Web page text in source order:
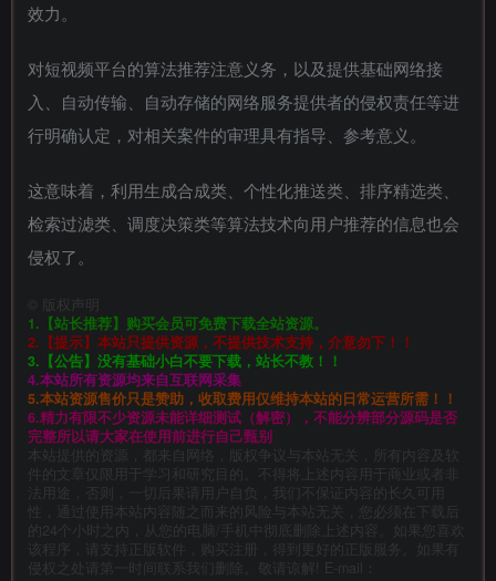
效力。
对短视频平台的算法推荐注意义务，以及提供基础网络接
入、自动传输、自动存储的网络服务提供者的侵权责任等进
行明确认定，对相关案件的审理具有指导、参考意义。
这意味着，利用生成合成类、个性化推送类、排序精选类、
检索过滤类、调度决策类等算法技术向用户推荐的信息也会
侵权了。
版权声明
1.【站长推荐】购买会员可免费下载全站资源。
2.【提示】本站只提供资源，不提供技术支持，介意勿下！！
3.【公告】没有基础小白不要下载，站长不教！！
4.本站所有资源均来自互联网采集
5.本站资源售价只是赞助，收取费用仅维持本站的日常运营所需！！
6.精力有限不少资源未能详细测试（解密），不能分辨部分源码是否
完整所以请大家在使用前进行自己甄别
本站提供的资源，都来自网络，版权争议与本站无关，所有内容及软
件的文章仅限用于学习和研究目的。不得将上述内容用于商业或者非
法用途，否则，一切后果请用户自负，我们不保证内容的长久可用
性，通过使用本站内容随之而来的风险与本站无关，您必须在下载后
的24个小时之内，从您的电脑/手机中彻底删除上述内容。如果您喜欢
该程序，请支持正版软件，购买注册，得到更好的正版服务。如果有
侵权之处请第一时间联系我们删除。敬请谅解! E-mail：